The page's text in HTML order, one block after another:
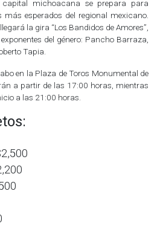
capital michoacana se prepara para
más esperados del regional mexicano.
la gira “Los Bandidos de Amores”,
del género: Pancho Barraza,
Tapia.
en la Plaza de Toros Monumental de
a partir de las 17:00 horas, mientras
a las 21:00 horas.